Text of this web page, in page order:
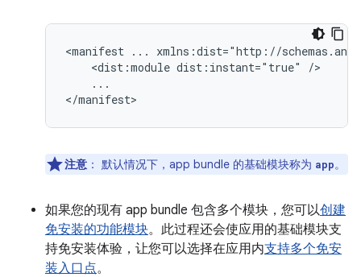
<manifest ...
<dist:module dist:instant="true"
...
注意 ： 默认情况下，app bundle 的基础模块称为 app。
如果您的现有 app bundle 包含多个模块，您可以创建
免安装的功能模块。此过程还会使应用的基础模块支
持免安装体验，让您可以选择在应用内支持多个免安
装入口点。